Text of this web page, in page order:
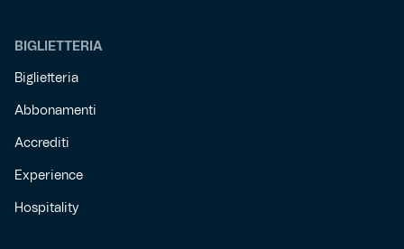
BIGLIETTERIA
Biglietteria
Abbonamenti
Accrediti
Experience
Hospitality